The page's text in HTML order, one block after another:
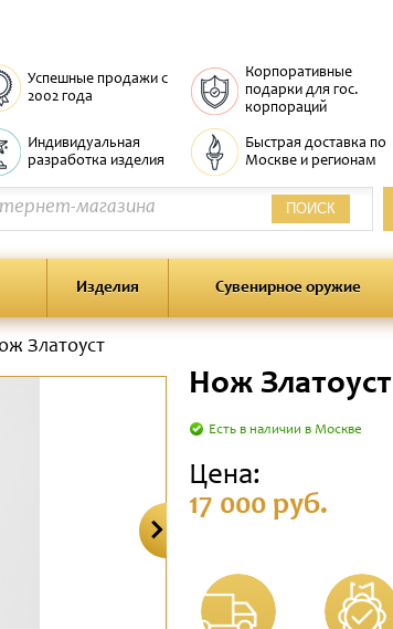
Успешные продажи с
2002 года
Корпоративные
подарки для гос.
корпораций
Индивидуальная
разработка изделия
Быстрая доставка по
Москве и регионам
ПОИСК
Изделия Сувенирное оружие
Златоуст
Нож Златоуст
Есть в наличии в Москве
Цена:
17 000 руб.